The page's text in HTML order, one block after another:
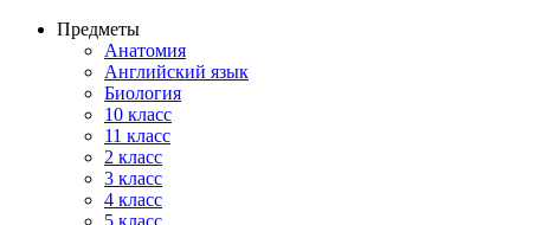
Предметы
Анатомия
Английский язык
Биология
10 класс
11 класс
2 класс
3 класс
4 класс
5 класс